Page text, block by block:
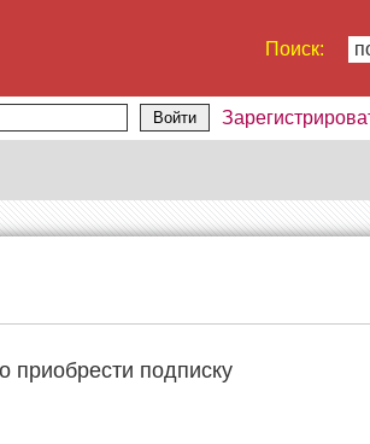
Поиск:
Войти
приобрести подписку